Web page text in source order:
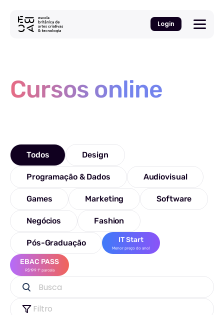
Login
Cursos online
Todos Design
Programação & Dados Audiovisual
Games Marketing Software
Negócios Fashion
Pós-Graduação IT Start
Menor preço do ano!
EBAC PASS
R$199 1ª parcela
Busca
Filtro